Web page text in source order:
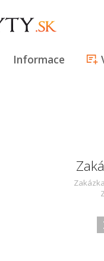
Informace